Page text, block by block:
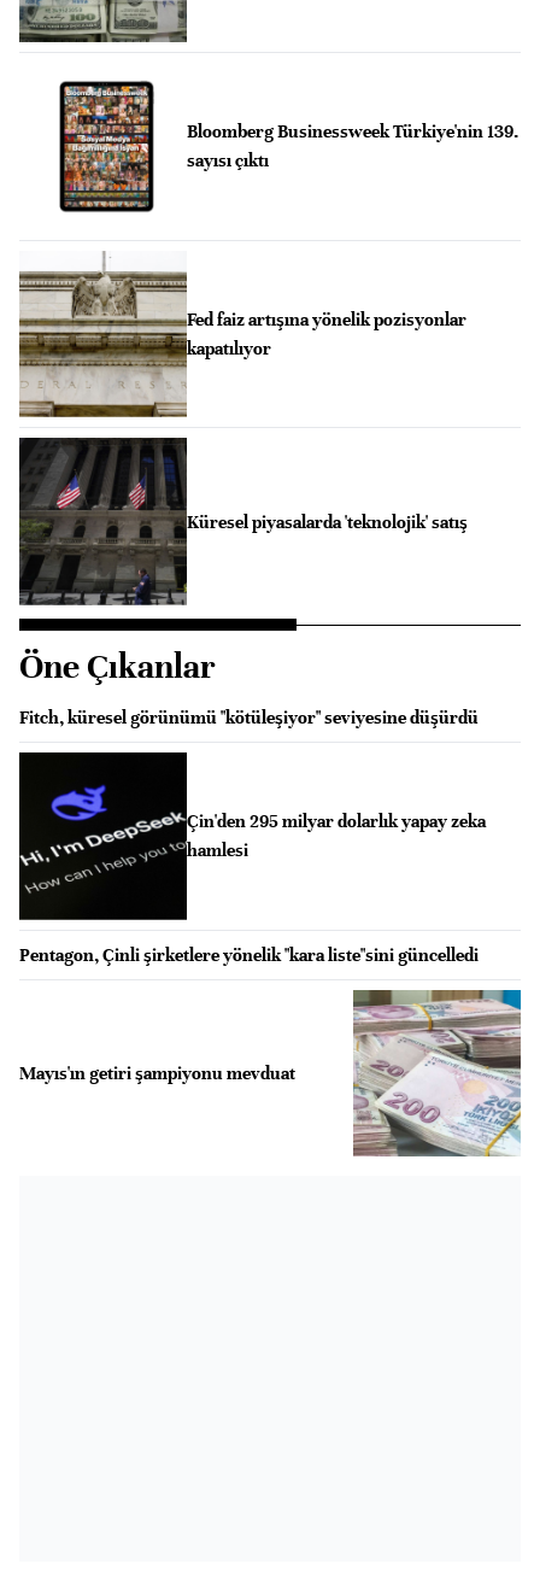
Bloomberg Businessweek Türkiye'nin 139.
sayısı çıktı
Fed faiz artışına yönelik pozisyonlar
kapatılıyor
Küresel piyasalarda 'teknolojik' satış
Öne Çıkanlar
Fitch, küresel görünümü "kötüleşiyor" seviyesine düşürdü
Çin'den 295 milyar dolarlık yapay zeka
hamlesi
Pentagon, Çinli şirketlere yönelik "kara liste"sini güncelledi
Mayıs'ın getiri şampiyonu mevduat